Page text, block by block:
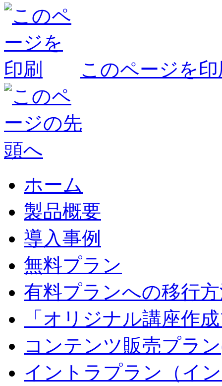
このページを
ホーム
製品概要
導入事例
無料プラン
有料プランへの移行
「オリジナル講座作
コンテンツ販売プラ
イントラプラン（イ